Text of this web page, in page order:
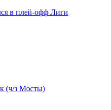
в плей-офф Лиги
(ч/з Мосты)